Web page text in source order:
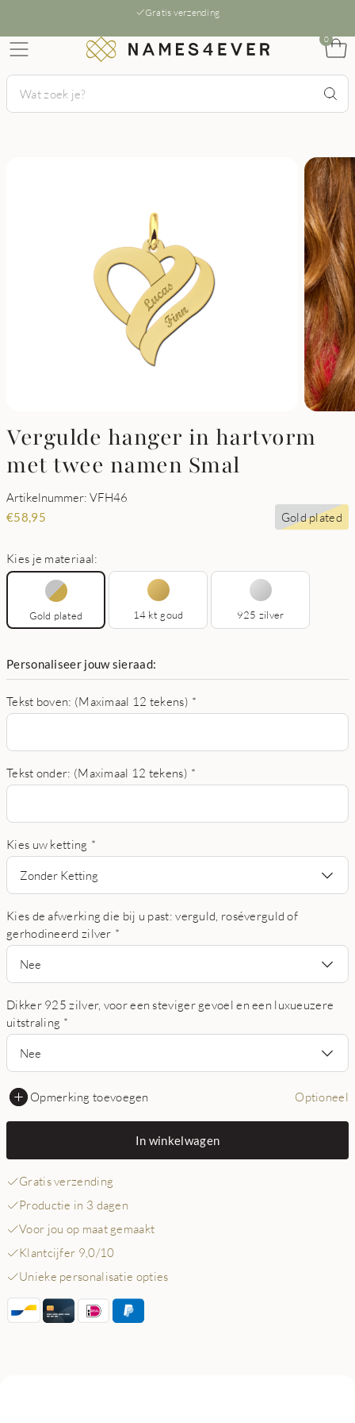
Gratis verzending
0
Vergulde hanger in hartvorm
met twee namen Smal
Artikelnummer: VFH46
€58,95 Gold plated
Kies je materiaal:
Gold plated 14 kt goud 925 zilver
Personaliseer jouw sieraad:
Tekst boven: (Maximaal 12 tekens) *
Tekst onder: (Maximaal 12 tekens) *
Kies uw ketting *
Zonder Ketting
Kies de afwerking die bij u past: verguld, roséverguld of
gerhodineerd zilver *
Nee
Dikker 925 zilver, voor een steviger gevoel en een luxueuzere
uitstraling *
Nee
Opmerking toevoegen Optioneel
In winkelwagen
Gratis verzending
Productie in 3 dagen
Voor jou op maat gemaakt
Klantcijfer 9,0/10
Unieke personalisatie opties